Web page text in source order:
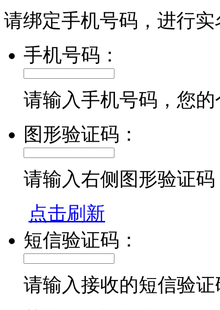
请绑定手机号码，进行
手机号码：
请输入手机号码，您
图形验证码：
请输入右侧图形验证码
点击刷新
短信验证码：
请输入接收的短信验证